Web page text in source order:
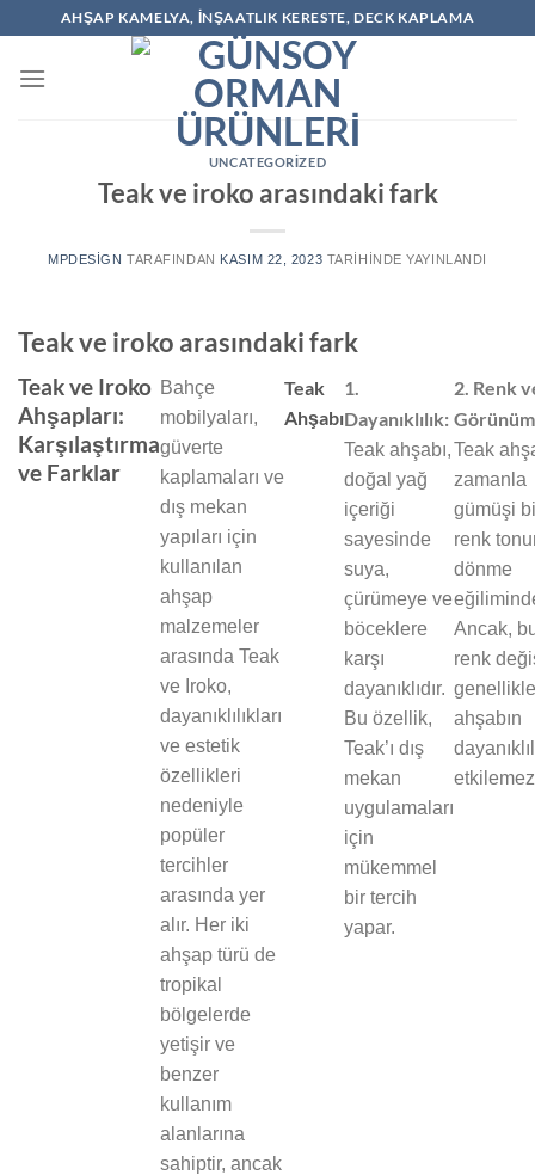
AHŞAP KAMELYA, İNŞAATLIK KERESTE, DECK KAPLAMA
UNCATEGORIZED
Teak ve iroko arasındaki fark
MPDESIGN TARAFINDAN KASIM 22, 2023 TARIHINDE YAYINLANDI
Teak ve iroko arasındaki fark
Teak ve Iroko
Ahşapları:
Karşılaştırma
ve Farklar
Bahçe
mobilyaları,
güverte
kaplamaları ve
dış mekan
yapıları için
kullanılan
ahşap
malzemeler
arasında Teak
ve Iroko,
dayanıklılıkları
ve estetik
özellikleri
nedeniyle
popüler
tercihler
arasında yer
alır. Her iki
ahşap türü de
tropikal
bölgelerde
yetişir ve
benzer
kullanım
alanlarına
sahiptir, ancak
Teak
Ahşabı
1.
Dayanıklılık:
Teak ahşabı,
doğal yağ
içeriği
sayesinde
suya,
çürümeye ve
böceklere
karşı
dayanıklıdır.
Bu özellik,
Teak’ı dış
mekan
uygulamaları
için
mükemmel
bir tercih
yapar.
2. Renk
Teak
zamanla
gümüşi
renk
dönme
Ancak,
renk
genellikle
ahşabın